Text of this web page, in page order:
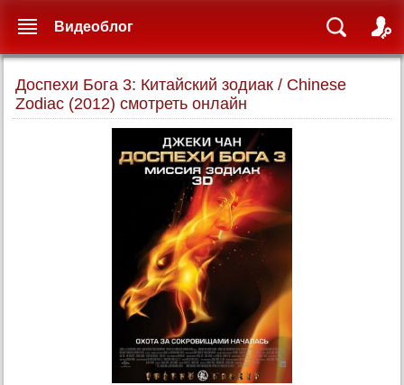
Доспехи Бога 3: Китайский зодиак / Chinese
Zodiac (2012) смотреть онлайн
Видеоблог